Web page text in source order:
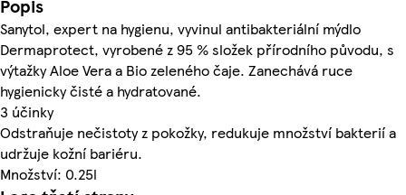
Popis
Sanytol, expert na hygienu, vyvinul antibakteriální mýdlo
Dermaprotect, vyrobené z 95 % složek přírodního původu, s
výtažky Aloe Vera a Bio zeleného čaje. Zanechává ruce
hygienicky čisté a hydratované.
3 účinky
Odstraňuje nečistoty z pokožky, redukuje množství bakterií a
udržuje kožní bariéru.
Množství: 0.25l